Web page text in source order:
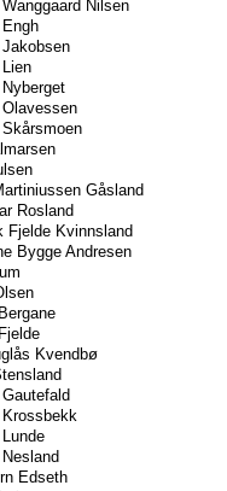
Nilsen
Gåsland
Rosland
Fjelde Kvinnsland
Bygge Andresen
Kvendbø
Edseth